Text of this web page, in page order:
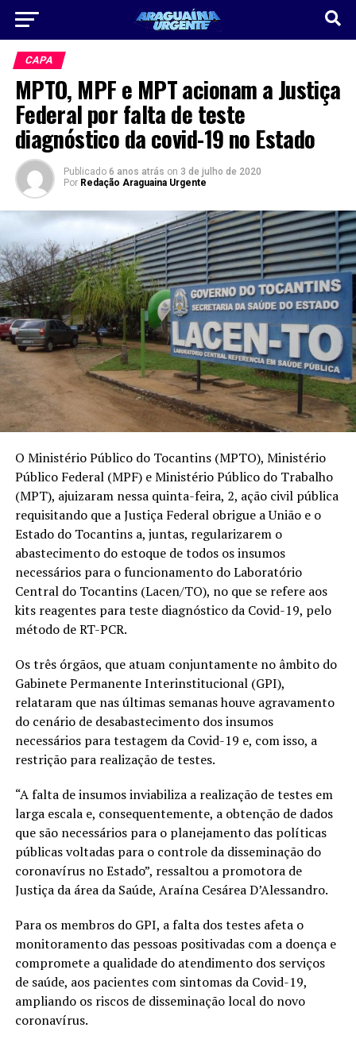
CAPA
MPTO, MPF e MPT acionam a Justiça
Federal por falta de teste
diagnóstico da covid-19 no Estado
Publicado 6 anos atrás on 3 de julho de 2020
Por Redação Araguaina Urgente
O Ministério Público do Tocantins (MPTO), Ministério
Público Federal (MPF) e Ministério Público do Trabalho
(MPT), ajuizaram nessa quinta-feira, 2, ação civil pública
requisitando que a Justiça Federal obrigue a União e o
Estado do Tocantins a, juntas, regularizarem o
abastecimento do estoque de todos os insumos
necessários para o funcionamento do Laboratório
Central do Tocantins (Lacen/TO), no que se refere aos
kits reagentes para teste diagnóstico da Covid-19, pelo
método de RT-PCR.
Os três órgãos, que atuam conjuntamente no âmbito do
Gabinete Permanente Interinstitucional (GPI),
relataram que nas últimas semanas houve agravamento
do cenário de desabastecimento dos insumos
necessários para testagem da Covid-19 e, com isso, a
restrição para realização de testes.
“A falta de insumos inviabiliza a realização de testes em
larga escala e, consequentemente, a obtenção de dados
que são necessários para o planejamento das políticas
públicas voltadas para o controle da disseminação do
coronavírus no Estado”, ressaltou a promotora de
Justiça da área da Saúde, Araína Cesárea D’Alessandro.
Para os membros do GPI, a falta dos testes afeta o
monitoramento das pessoas positivadas com a doença e
compromete a qualidade do atendimento dos serviços
de saúde, aos pacientes com sintomas da Covid-19,
ampliando os riscos de disseminação local do novo
coronavírus.